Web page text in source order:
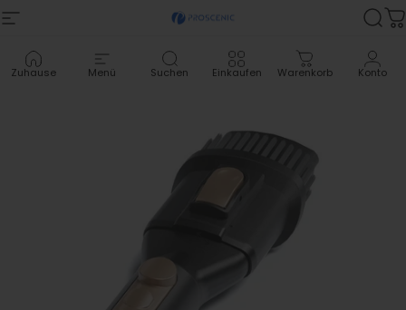
Zum Inhalt springen
Site-Navigation Proscenic
Zuhause Menü Suchen Einkaufen Warenkorb Konto